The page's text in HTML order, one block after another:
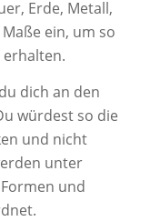
Erde, Metall,
ein, um so
erhalten.
dich an den
würdest so die
und nicht
unter
und